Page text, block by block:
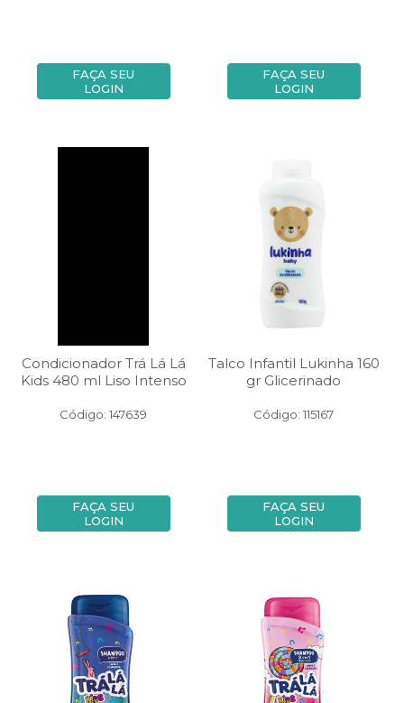
FAÇA SEU
LOGIN
FAÇA SEU
LOGIN
Condicionador Trá Lá Lá
Kids 480 ml Liso Intenso
Código: 147639
FAÇA SEU
LOGIN
Talco Infantil Lukinha 160
gr Glicerinado
Código: 115167
FAÇA SEU
LOGIN